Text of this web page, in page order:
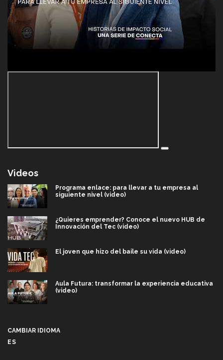
Videos
Programa enlace: para llevar a tu empresa al
siguiente nivel (video)
¿Quieres emprender? Conoce el nuevo HUB de
Innovación del Tec (video)
El joven que hizo del baile su vida (video)
Aula Futura: transformar la experiencia educativa
(video)
CAMBIAR IDIOMA
ES